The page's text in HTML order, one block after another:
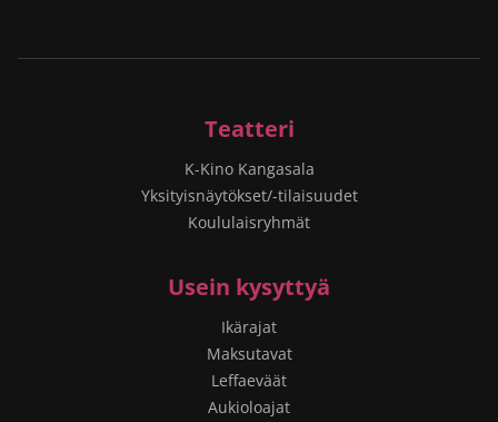
Teatteri
K-Kino Kangasala
Yksityisnäytökset/-tilaisuudet
Koululaisryhmät
Usein kysyttyä
Ikärajat
Maksutavat
Leffaeväät
Aukioloajat